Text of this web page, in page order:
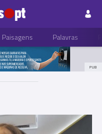
Paisagens Palavras
PUB